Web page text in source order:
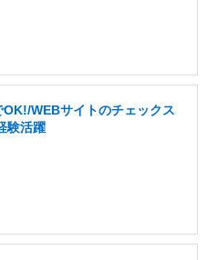
OK!/WEBサイトのチェックス
験活躍